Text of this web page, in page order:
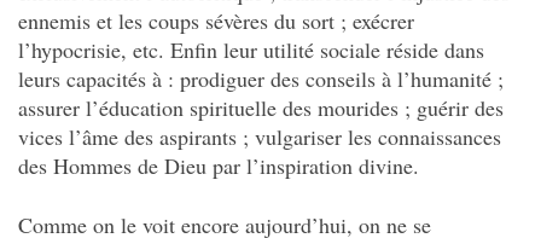
ennemis et les coups sévères du sort ; exécrer
l’hypocrisie, etc. Enfin leur utilité sociale réside dans
leurs capacités à : prodiguer des conseils à l’humanité ;
assurer l’éducation spirituelle des mourides ; guérir des
vices l’âme des aspirants ; vulgariser les connaissances
des Hommes de Dieu par l’inspiration divine.
Comme on le voit encore aujourd’hui, on ne se